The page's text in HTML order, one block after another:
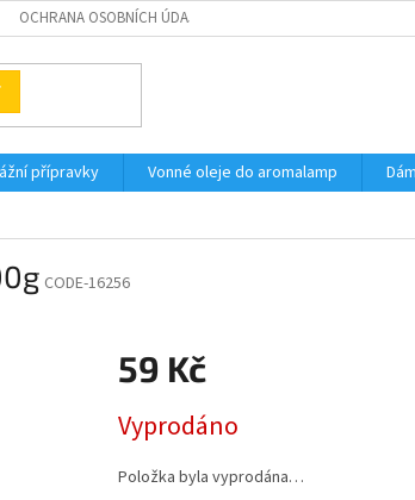
OCHRANA OSOBNÍCH ÚDAJŮ
přípravky Vonné oleje do aromalamp
CODE-16256
59 Kč
cena:
Vyprodáno
Položka byla vyprodána…